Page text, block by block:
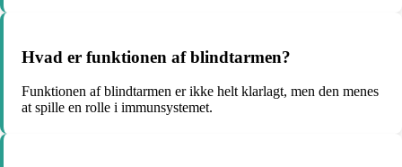
Hvad er funktionen af ​​blindtarmen?
Funktionen af ​​blindtarmen er ikke helt klarlagt, men den menes
at spille en rolle i immunsystemet.